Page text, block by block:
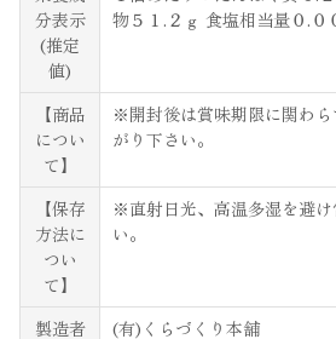
分表示
(推定
値)
物５１.２ｇ 食塩相当量０.０
【商品
につい
て】
※開封後は賞味期限に関わ
がり下さい。
【保存
方法に
つい
て】
※直射日光、高温多湿を避
い。
製造者
(有)くらづくり本舗